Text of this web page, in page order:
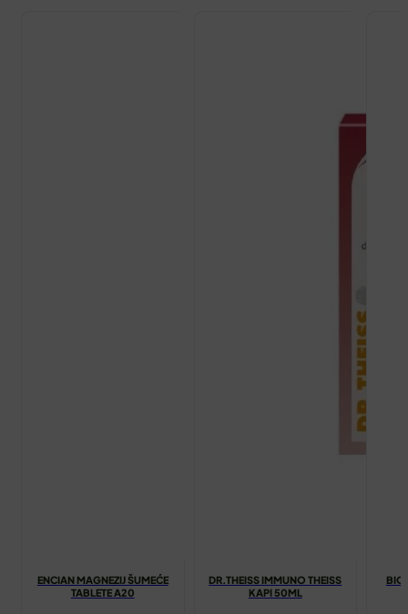
ENCIAN MAGNEZIJ ŠUMEĆE
TABLETE A20
DR.THEISS IMMUNO THEISS
KAPI 50ML